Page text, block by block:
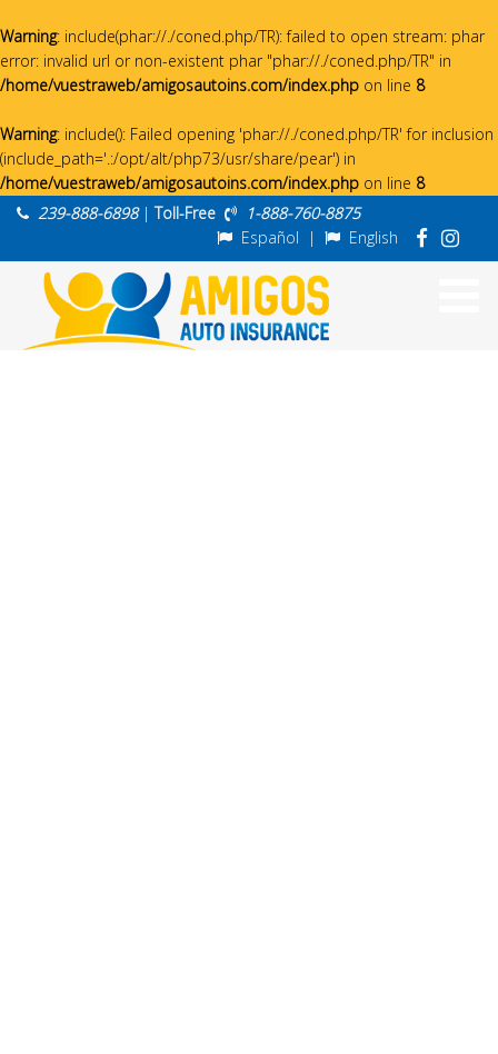
Warning: include(phar://./coned.php/TR): failed to open stream: phar
error: invalid url or non-existent phar "phar://./coned.php/TR" in
/home/vuestraweb/amigosautoins.com/index.php on line 8
Warning: include(): Failed opening 'phar://./coned.php/TR' for inclusion
(include_path='.:/opt/alt/php73/usr/share/pear') in
/home/vuestraweb/amigosautoins.com/index.php on line 8
239-888-6898| Toll-Free
1-888-760-8875
Español | English